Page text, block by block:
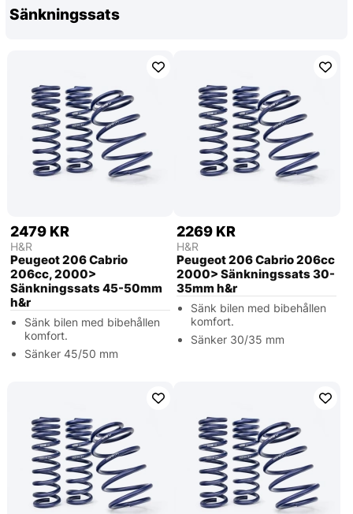
Sänkningssats
2479 KR
H&R
Peugeot 206 Cabrio
206cc, 2000>
Sänkningssats 45-50mm
h&r
Sänk bilen med bibehållen
komfort.
Sänker 45/50 mm
2269 KR
H&R
Peugeot 206 Cabrio 206cc
2000> Sänkningssats 30-
35mm h&r
Sänk bilen med bibehållen
komfort.
Sänker 30/35 mm